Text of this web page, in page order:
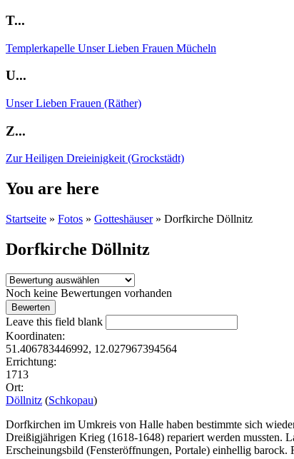
T...
Templerkapelle Unser Lieben Frauen Mücheln
U...
Unser Lieben Frauen (Räther)
Z...
Zur Heiligen Dreieinigkeit (Grockstädt)
You are here
Startseite » Fotos » Gotteshäuser » Dorfkirche Döllnitz
Dorfkirche Döllnitz
Noch keine Bewertungen vorhanden
Leave this field blank
Koordinaten:
51.406783446992, 12.027967394564
Errichtung:
1713
Ort:
Döllnitz (Schkopau)
Dorfkirchen im Umkreis von Halle haben bestimmte sich
Dreißigjährigen Krieg (1618-1648) repariert werden mussten.
Erscheinungsbild (Fensteröffnungen, Portale) einhellig barock.